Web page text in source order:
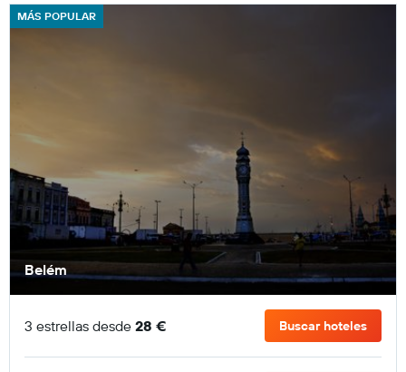
MÁS POPULAR
Belém
3 estrellas desde 28 € Buscar hoteles